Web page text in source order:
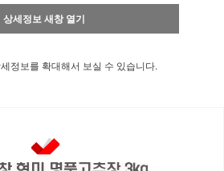
상세정보 새창 열기
정보를 확대해서 보실 수 있습니다.